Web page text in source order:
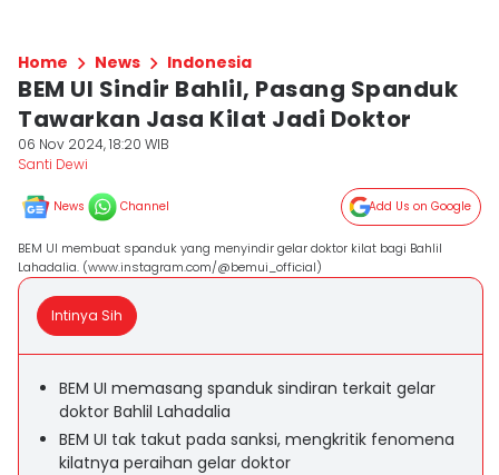
Home News Indonesia
BEM UI Sindir Bahlil, Pasang Spanduk
Tawarkan Jasa Kilat Jadi Doktor
06 Nov 2024, 18:20 WIB
Santi Dewi
News Channel Add Us on Google
BEM UI membuat spanduk yang menyindir gelar doktor kilat bagi Bahlil
Lahadalia. (www.instagram.com/@bemui_official)
Intinya Sih
BEM UI memasang spanduk sindiran terkait gelar
doktor Bahlil Lahadalia
BEM UI tak takut pada sanksi, mengkritik fenomena
kilatnya peraihan gelar doktor